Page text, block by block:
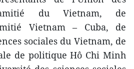
du Vietnam, de
Vietnam – Cuba, de
sociales du Vietnam, de
de politique Hô Chi Minh